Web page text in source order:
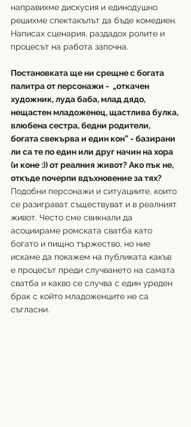
направихме дискусия и единодушно
решихме спектакълът да бъде комедиен.
Написах сценария, раздадох ролите и
процесът на работа започна.
Постановката ще ни срещне с богата
палитра от персонажи -  „откачен
художник, луда баба, млад дядо,
нещастен младоженец, щастлива булка,
влюбена сестра, бедни родители,
богата свекърва и един кон” - базирани
ли са те по един или друг начин на хора
(и коне :)) от реалния живот? Ако пък не,
откъде почерпи вдъхновение за тях?
Подобни персонажи и ситуациите, които
се разиграват съществуват и в реалният
живот. Често сме свикнали да
асоциираме ромската сватба като
богато и пищно тържество, но ние
искаме да покажем на публиката какъв
е процесът преди случването на самата
сватба и какво се случва с един уреден
брак с който младоженците не са
съгласни.